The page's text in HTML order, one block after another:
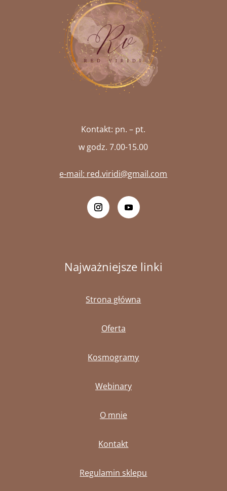
Kontakt: pn. – pt.
w godz. 7.00-15.00
e-mail: red.viridi@gmail.com
Najważniejsze linki
Strona główna
Oferta
Kosmogramy
Webinary
O mnie
Kontakt
Regulamin sklepu